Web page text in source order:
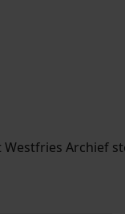
zoektips.
zoektips.
Archief
uw zoekopdracht te